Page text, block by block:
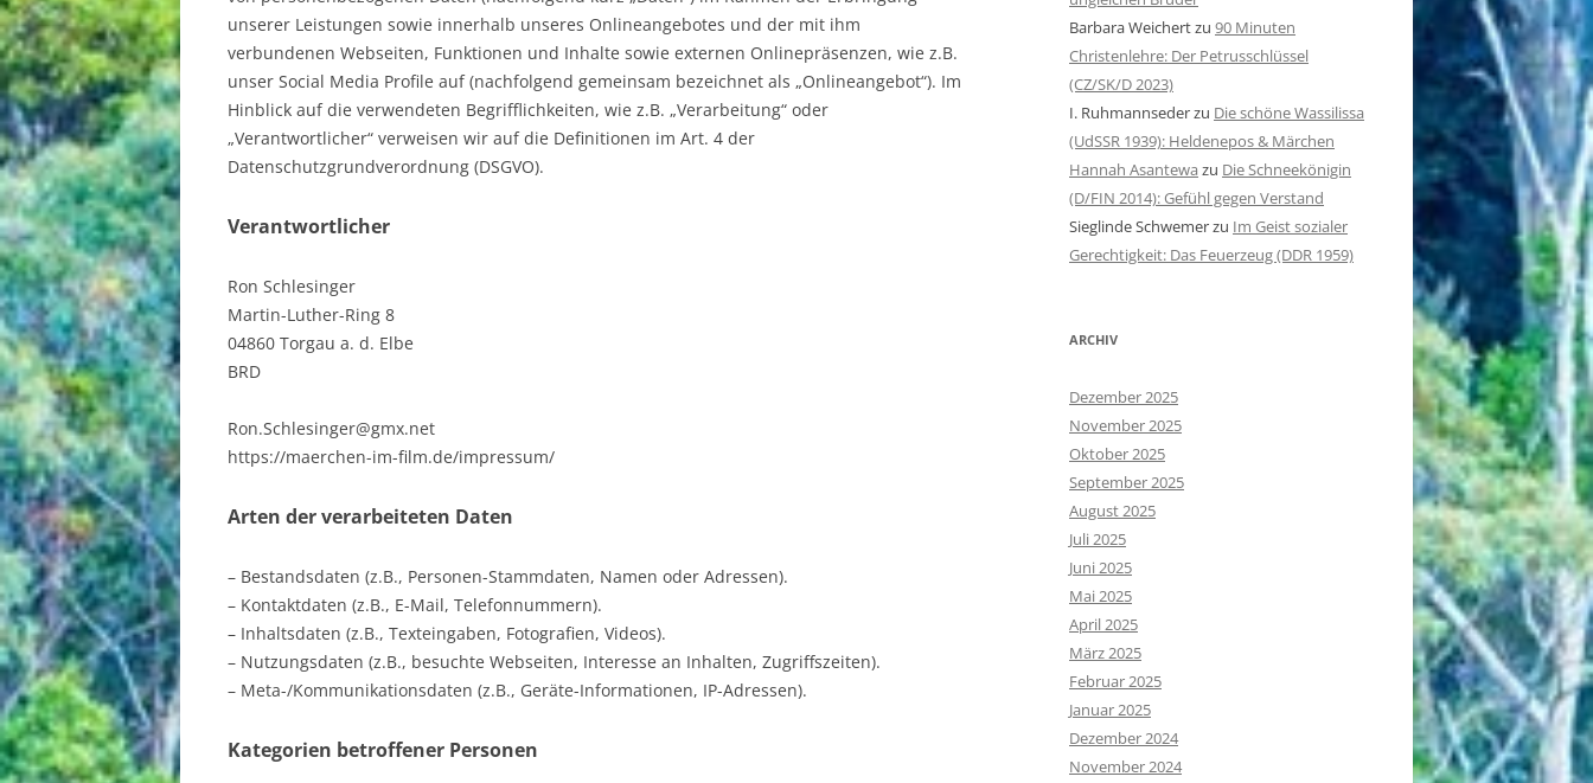
unserer Leistungen sowie innerhalb unseres Onlineangebotes und der mit ihm
verbundenen Webseiten, Funktionen und Inhalte sowie externen Onlinepräsenzen, wie z.B.
unser Social Media Profile auf (nachfolgend gemeinsam bezeichnet als „Onlineangebot“). Im
Hinblick auf die verwendeten Begrifflichkeiten, wie z.B. „Verarbeitung“ oder
„Verantwortlicher“ verweisen wir auf die Definitionen im Art. 4 der
Datenschutzgrundverordnung (DSGVO).
Verantwortlicher
Ron Schlesinger
Martin-Luther-Ring 8
04860 Torgau a. d. Elbe
BRD
Ron.Schlesinger@gmx.net
https://maerchen-im-film.de/impressum/
Arten der verarbeiteten Daten
– Bestandsdaten (z.B., Personen-Stammdaten, Namen oder Adressen).
– Kontaktdaten (z.B., E-Mail, Telefonnummern).
– Inhaltsdaten (z.B., Texteingaben, Fotografien, Videos).
– Nutzungsdaten (z.B., besuchte Webseiten, Interesse an Inhalten, Zugriffszeiten).
– Meta-/Kommunikationsdaten (z.B., Geräte-Informationen, IP-Adressen).
Kategorien betroffener Personen
Barbara Weichertzu 90 Minuten
Christenlehre: Der Petrusschlüssel
(CZ/SK/D 2023)
I. Ruhmannsederzu Die schöne Wassilissa
(UdSSR 1939): Heldenepos & Märchen
Hannah Asantewa zu Die Schneekönigin
(D/FIN 2014): Gefühl gegen Verstand
Sieglinde Schwemerzu Im Geist sozialer
Gerechtigkeit: Das Feuerzeug (DDR 1959)
ARCHIV
Dezember 2025
November 2025
Oktober 2025
September 2025
August 2025
Juli 2025
Juni 2025
Mai 2025
April 2025
März 2025
Februar 2025
Januar 2025
Dezember 2024
November 2024